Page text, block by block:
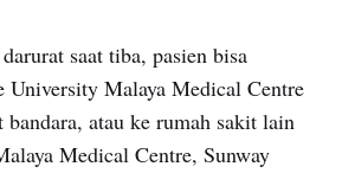
saat tiba, pasien bisa
University Malaya Medical Centre
bandara, atau ke rumah sakit lain
Medical Centre, Sunway